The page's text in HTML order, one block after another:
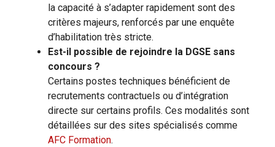
la capacité à s’adapter rapidement sont des
critères majeurs, renforcés par une enquête
d’habilitation très stricte.
Est-il possible de rejoindre la DGSE sans
concours ?
Certains postes techniques bénéficient de
recrutements contractuels ou d’intégration
directe sur certains profils. Ces modalités sont
détaillées sur des sites spécialisés comme
AFC Formation.